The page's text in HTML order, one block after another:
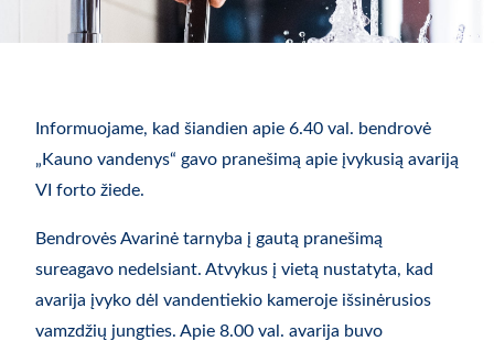
Informuojame, kad šiandien apie 6.40 val. bendrovė
„Kauno vandenys“ gavo pranešimą apie įvykusią avariją
VI forto žiede.
Bendrovės Avarinė tarnyba į gautą pranešimą
sureagavo nedelsiant. Atvykus į vietą nustatyta, kad
avarija įvyko dėl vandentiekio kameroje išsinėrusios
vamzdžių jungties. Apie 8.00 val. avarija buvo